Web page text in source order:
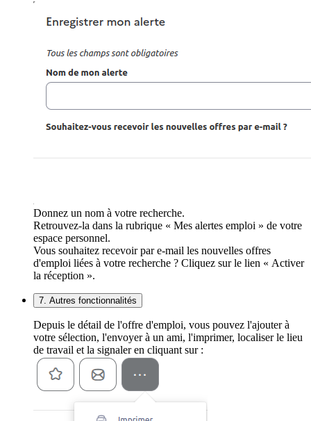
Donnez un nom à votre recherche.
Retrouvez-la dans la rubrique « Mes alertes emploi » de votre
espace personnel.
Vous souhaitez recevoir par e-mail les nouvelles offres
d'emploi liées à votre recherche ? Cliquez sur le lien « Activer
la réception ».
7. Autres fonctionnalités
Depuis le détail de l'offre d'emploi, vous pouvez l'ajouter à
votre sélection, l'envoyer à un ami, l'imprimer, localiser le lieu
de travail et la signaler en cliquant sur :